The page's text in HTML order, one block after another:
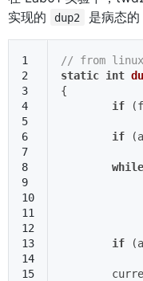
实现的
dup2 是病态的
1
2
3
4
5
6
7
8
9
10
11
12
13
14
15
// from
static int
{
if
if
while
if